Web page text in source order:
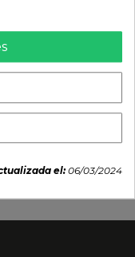
Buldak pollo
(SAMYANG)
el:06/03/2024